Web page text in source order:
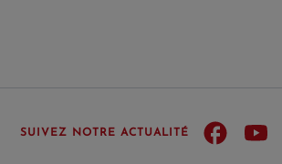
SUIVEZ NOTRE ACTUALITÉ